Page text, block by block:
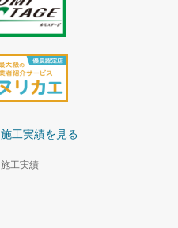
施工実績を見る
施工実績